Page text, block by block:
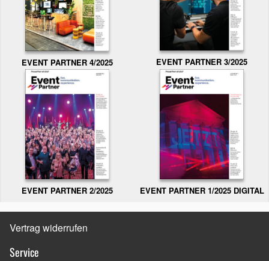
EVENT PARTNER 4/2025 EVENT PARTNER 3/2025
EVENT PARTNER 2/2025 EVENT PARTNER 1/2025 DIGITAL
Vertrag widerrufen
Service